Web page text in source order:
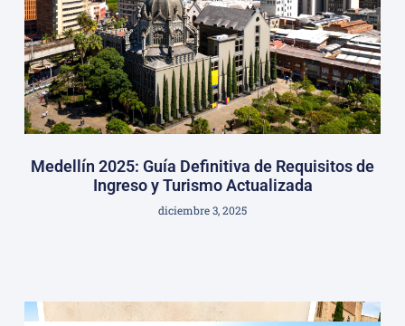
Medellín 2025: Guía Definitiva de Requisitos de
Ingreso y Turismo Actualizada
diciembre 3, 2025